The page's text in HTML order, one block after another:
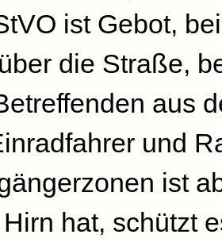
ist Gebot,
die Straße,
aus
und
ist
hat, schützt